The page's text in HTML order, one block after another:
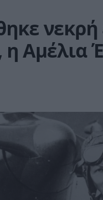
νεκρή
Αμέλια